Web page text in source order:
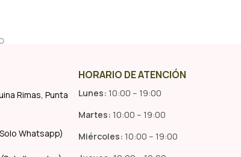
Rimas, Punta
Whatsapp)
HORARIO DE ATENCIÓN
Lunes: 10:00 – 19:00
Martes: 10:00 – 19:00
Miércoles: 10:00 – 19:00